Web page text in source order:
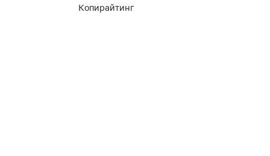
Копирайтинг